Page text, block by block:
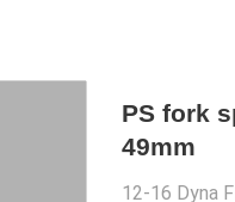
PS fork
49mm
12-16 Dyna